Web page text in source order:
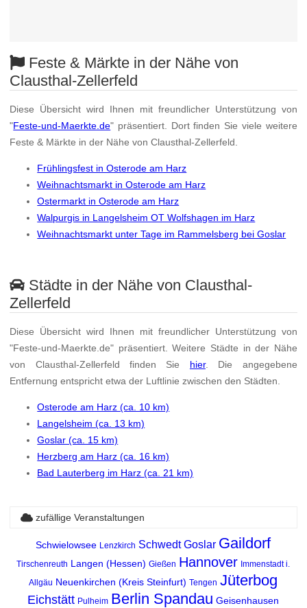
Feste & Märkte in der Nähe von
Clausthal-Zellerfeld
Diese Übersicht wird Ihnen mit freundlicher Unterstützung von
"Feste-und-Maerkte.de" präsentiert. Dort finden Sie viele weitere
Feste & Märkte in der Nähe von Clausthal-Zellerfeld.
Frühlingsfest in Osterode am Harz
Weihnachtsmarkt in Osterode am Harz
Ostermarkt in Osterode am Harz
Walpurgis in Langelsheim OT Wolfshagen im Harz
Weihnachtsmarkt unter Tage im Rammelsberg bei Goslar
Städte in der Nähe von Clausthal-
Zellerfeld
Diese Übersicht wird Ihnen mit freundlicher Unterstützung von
"Feste-und-Maerkte.de" präsentiert. Weitere Städte in der Nähe
von Clausthal-Zellerfeld finden Sie hier. Die angegebene
Entfernung entspricht etwa der Luftlinie zwischen den Städten.
Osterode am Harz (ca. 10 km)
Langelsheim (ca. 13 km)
Goslar (ca. 15 km)
Herzberg am Harz (ca. 16 km)
Bad Lauterberg im Harz (ca. 21 km)
zufällige Veranstaltungen
Schwielowsee Lenzkirch Schwedt Goslar Gaildorf
Tirschenreuth Langen (Hessen) Gießen Hannover Immenstadt i.
Allgäu Neuenkirchen (Kreis Steinfurt) Tengen Jüterbog
Eichstätt Pulheim Berlin Spandau Geisenhausen